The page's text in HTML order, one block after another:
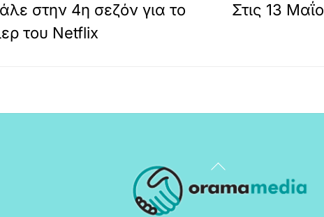
στην 4η σεζόν για το
του Netflix
Στις 13
Back
To